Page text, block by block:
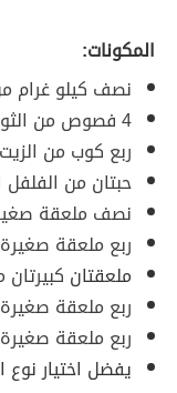
المكونات:
نصف كيلو غرام
4 فصوص من الثوم المقطع شرائح.
ربع كوب من الزيت (40
حبتان من
نصف ملعقة
ربع ملعقة
ملعقتان
ربع ملعقة
ربع ملعقة
يفضل اختيار